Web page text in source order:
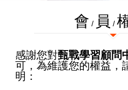
會 / 員 /
感謝您對甄戰學習顧問
可，為維護您的權益，
明：